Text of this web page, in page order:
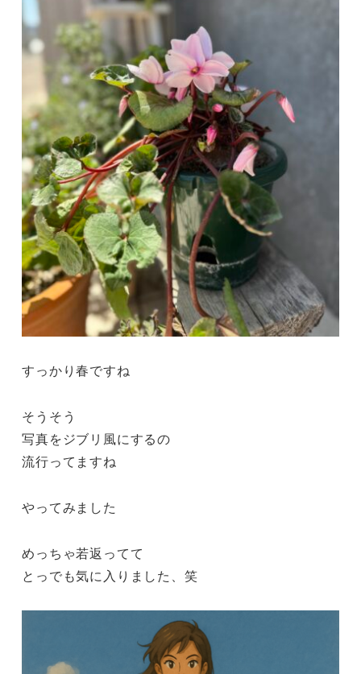
すっかり春ですね
そうそう
写真をジブリ風にするの
流行ってますね
やってみました
めっちゃ若返ってて
とっでも気に入りました、笑